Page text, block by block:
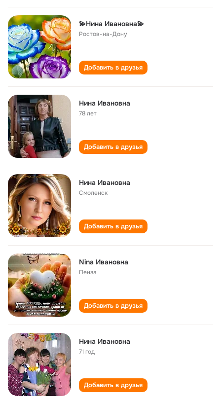
💫Нина Ивановна💫
Ростов-на-Дону
Добавить в друзья
Нина Ивановна
78 лет
Добавить в друзья
Нина Ивановна
Смоленск
Добавить в друзья
Nina Ивановна
Пенза
Добавить в друзья
Нина Ивановна
71 год
Добавить в друзья